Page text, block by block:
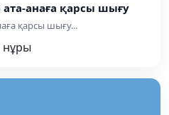
ата-анаға қарсы шығу
қарсы шығу...